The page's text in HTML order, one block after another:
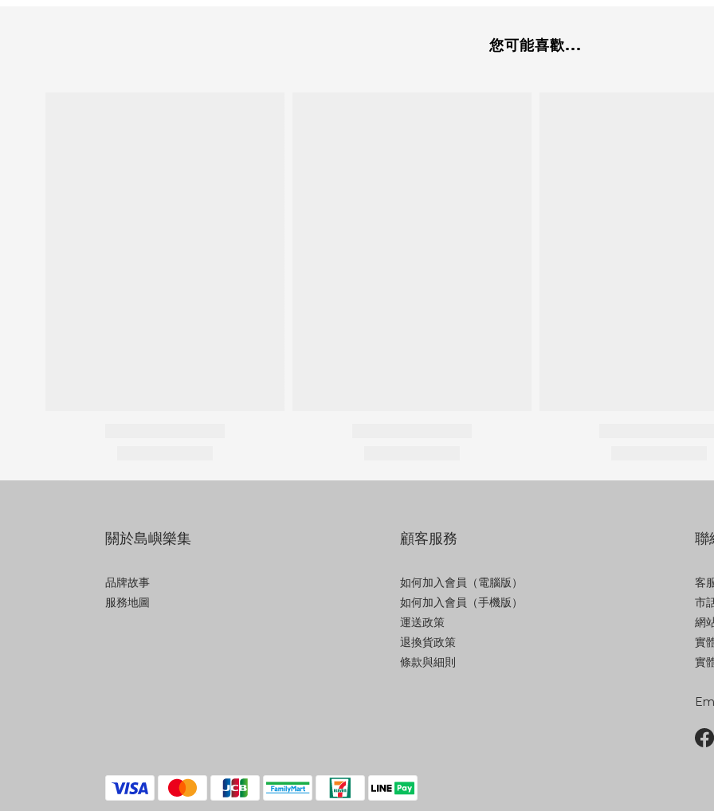
您可能喜歡...
關於島嶼樂集
品牌故事
服務地圖
顧客服務
如何加入會員（電腦版）
如何加入會員（手機版）
運送政策
退換貨政策
條款與細則
聯
客
市
網
實
實